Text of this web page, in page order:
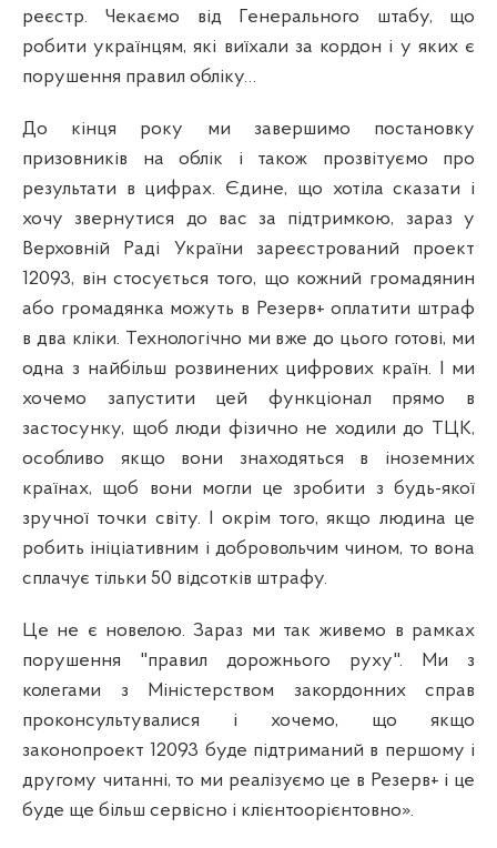
реєстр. Чекаємо від Генерального штабу, що
робити українцям, які виїхали за кордон і у яких є
порушення правил обліку…
До кінця року ми завершимо постановку
призовників на облік і також прозвітуємо про
результати в цифрах. Єдине, що хотіла сказати і
хочу звернутися до вас за підтримкою, зараз у
Верховній Раді України зареєстрований проект
12093, він стосується того, що кожний громадянин
або громадянка можуть в Резерв+ оплатити штраф
в два кліки. Технологічно ми вже до цього готові, ми
одна з найбільш розвинених цифрових країн. І ми
хочемо запустити цей функціонал прямо в
застосунку, щоб люди фізично не ходили до ТЦК,
особливо якщо вони знаходяться в іноземних
країнах, щоб вони могли це зробити з будь-якої
зручної точки світу. І окрім того, якщо людина це
робить ініціативним і добровольчим чином, то вона
сплачує тільки 50 відсотків штрафу.
Це не є новелою. Зараз ми так живемо в рамках
порушення "правил дорожнього руху". Ми з
колегами з Міністерством закордонних справ
проконсультувалися і хочемо, що якщо
законопроект 12093 буде підтриманий в першому і
другому читанні, то ми реалізуємо це в Резерв+ і це
буде ще більш сервісно і клієнтоорієнтовно».